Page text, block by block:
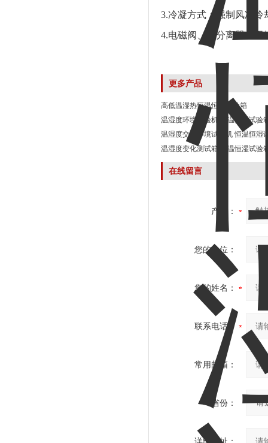
3.冷凝方式：强制风冷冷
4.电磁阀、油分离器、
更多产品
高低温湿热恒温恒湿试验箱
温湿度环境试验机 恒温恒湿试验
温湿度交变环境试验机 恒温恒湿
温湿度变化测试箱 恒温恒湿试验
在线留言
产品：
您的单位：
您的姓名：
联系电话：
常用邮箱：
省份：